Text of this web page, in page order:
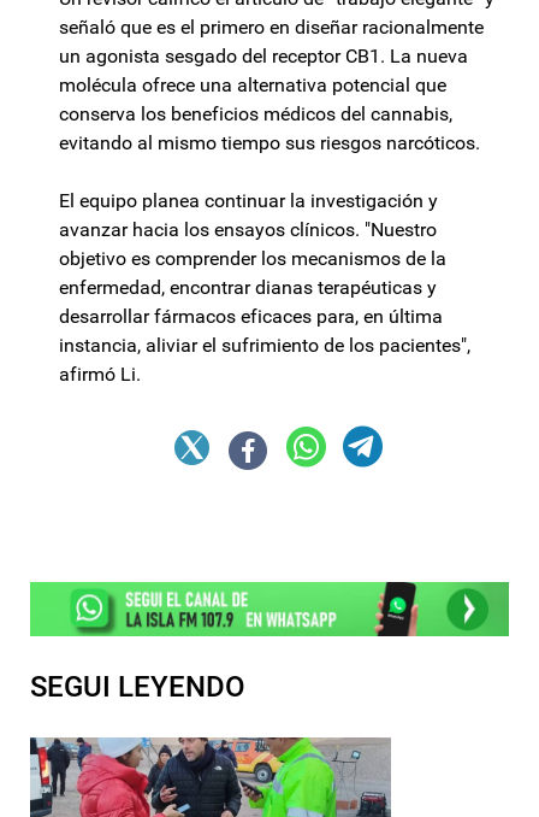
señaló que es el primero en diseñar racionalmente
un agonista sesgado del receptor CB1. La nueva
molécula ofrece una alternativa potencial que
conserva los beneficios médicos del cannabis,
evitando al mismo tiempo sus riesgos narcóticos.
El equipo planea continuar la investigación y
avanzar hacia los ensayos clínicos. "Nuestro
objetivo es comprender los mecanismos de la
enfermedad, encontrar dianas terapéuticas y
desarrollar fármacos eficaces para, en última
instancia, aliviar el sufrimiento de los pacientes",
afirmó Li.
SEGUI LEYENDO